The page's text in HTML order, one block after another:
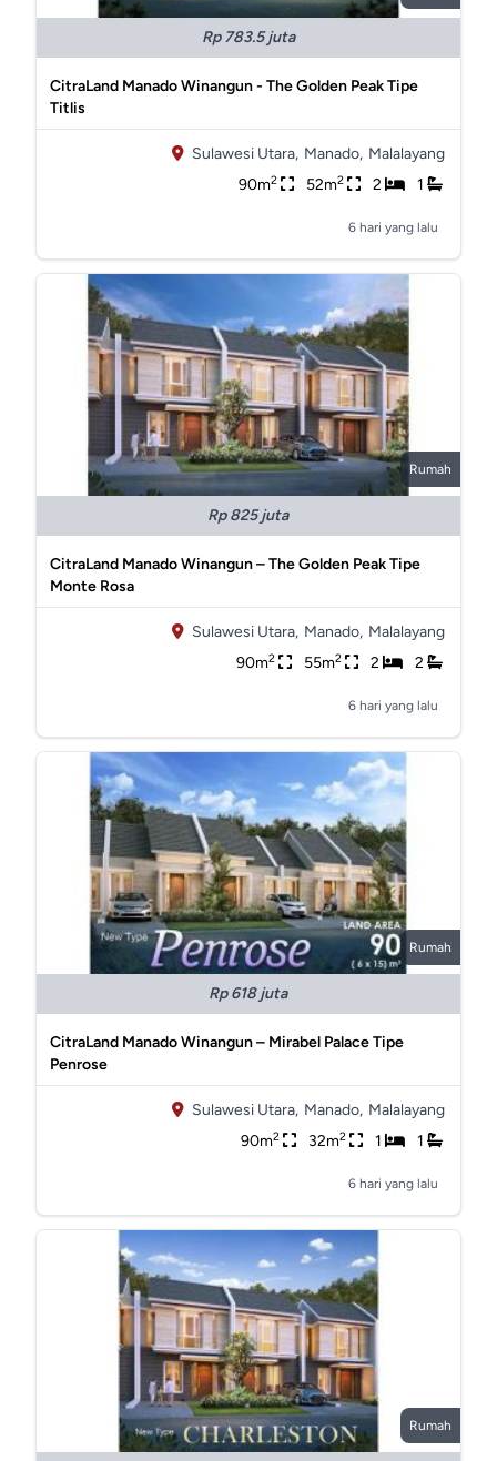
Rp 783.5 juta
CitraLand Manado Winangun - The Golden Peak Tipe
Titlis
Sulawesi Utara, Manado, Malalayang
90m2 52m2 2 1
6 hari yang lalu
Rumah
Rp 825 juta
CitraLand Manado Winangun – The Golden Peak Tipe
Monte Rosa
Sulawesi Utara, Manado, Malalayang
90m2 55m2 2 2
6 hari yang lalu
Rumah
Rp 618 juta
CitraLand Manado Winangun – Mirabel Palace Tipe
Penrose
Sulawesi Utara, Manado, Malalayang
90m2 32m2 1 1
6 hari yang lalu
Rumah